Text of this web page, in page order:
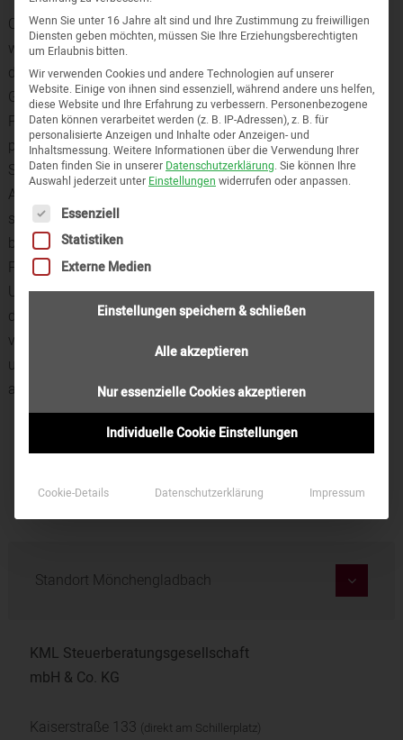
Oftmals sieht man den Wald vor lauter Bäumen nicht. Doch
wer den Weg in die Selbstständigkeit sucht, der muss immer
das Große und Ganze im Auge behalten. Mit einer
Gründungsberatung in Mönchengladbach geht dieses
Projekt viel leichter von der Hand. Wir führen mit Ihnen eine
professionelle Beratung durch und gehen gezielt auf alle
Schwerpunkte ein. Dabei werden nicht nur steuerliche
Aspekte genauer unter die Lupe genommen. Auch
sozialversicherungs- und gewerberechtliche Fragen rücken
bei der Gründungsberatung in Mönchengladbach in den
Fokus. Auf Wunsch überprüfen wir gemeinsam die
Umsetzbarkeit Ihrer Geschäftsidee und erarbeiten ein gut
durchdachtes Konzept. Die Erstellung des Businessplanes
versteht sich dabei fast von selbst. Zudem bieten wir Ihnen
unsere Unterstützung bei Finanzierungsfragen mit der Bank
an.
Jetzt Kontakt aufnehmen!
Standort Mönchengladbach
KML Steuerberatungsgesellschaft
mbH & Co. KG
Kaiserstraße 133 (direkt am Schillerplatz)
Wenn Sie unter 16 Jahre alt sind und Ihre Zustimmung zu freiwilligen
Diensten geben möchten, müssen Sie Ihre Erziehungsberechtigten
um Erlaubnis bitten.
Wir verwenden Cookies und andere Technologien auf unserer
Website. Einige von ihnen sind essenziell, während andere uns helfen,
diese Website und Ihre Erfahrung zu verbessern. Personenbezogene
Daten können verarbeitet werden (z. B. IP-Adressen), z. B. für
personalisierte Anzeigen und Inhalte oder Anzeigen- und
Inhaltsmessung. Weitere Informationen über die Verwendung Ihrer
Daten finden Sie in unserer Datenschutzerklärung. Sie können Ihre
Auswahl jederzeit unter Einstellungen widerrufen oder anpassen.
Es folgt eine Liste der Service-Gruppen, für die eine
Essenziell
Statistiken
Externe Medien
Einstellungen speichern & schließen
Alle akzeptieren
Nur essenzielle Cookies akzeptieren
Individuelle Cookie Einstellungen
Cookie-Details Datenschutzerklärung Impressum